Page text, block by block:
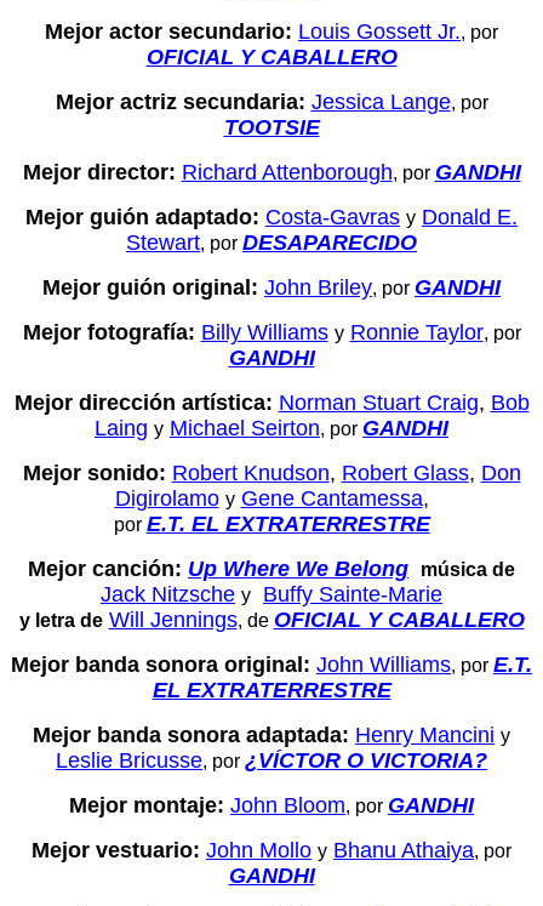
Mejor actor secundario: Louis Gossett Jr., por
OFICIAL Y CABALLERO
Mejor actriz secundaria: Jessica Lange, por
TOOTSIE
Mejor director: Richard Attenborough, por GANDHI
Mejor guión adaptado: Costa-Gavras y Donald E.
Stewart, por DESAPARECIDO
Mejor guión original: John Briley, por GANDHI
Mejor fotografía: Billy Williams y Ronnie Taylor, por
GANDHI
Mejor dirección artística: Norman Stuart Craig, Bob
Laing y Michael Seirton, por GANDHI
Mejor sonido: Robert Knudson, Robert Glass, Don
Digirolamo y Gene Cantamessa,
por E.T. EL EXTRATERRESTRE
Mejor canción: Up Where We Belong música de
Jack Nitzsche y Buffy Sainte-Marie
y letra de Will Jennings, de OFICIAL Y CABALLERO
Mejor banda sonora original: John Williams, por E.T.
EL EXTRATERRESTRE
Mejor banda sonora adaptada: Henry Mancini y
Leslie Bricusse, por ¿VÍCTOR O VICTORIA?
Mejor montaje: John Bloom, por GANDHI
Mejor vestuario: John Mollo y Bhanu Athaiya, por
GANDHI